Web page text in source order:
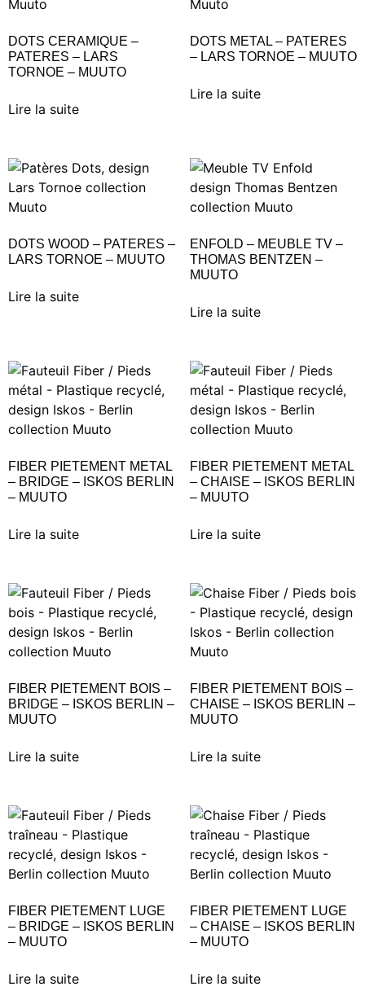
DOTS CERAMIQUE –
PATERES – LARS
TORNOE – MUUTO
Lire la suite
DOTS METAL – PATERES
– LARS TORNOE – MUUTO
Lire la suite
DOTS WOOD – PATERES –
LARS TORNOE – MUUTO
Lire la suite
ENFOLD – MEUBLE TV –
THOMAS BENTZEN –
MUUTO
Lire la suite
FIBER PIETEMENT METAL
– BRIDGE – ISKOS BERLIN
– MUUTO
Lire la suite
FIBER PIETEMENT METAL
– CHAISE – ISKOS BERLIN
– MUUTO
Lire la suite
FIBER PIETEMENT BOIS –
BRIDGE – ISKOS BERLIN –
MUUTO
Lire la suite
FIBER PIETEMENT BOIS –
CHAISE – ISKOS BERLIN –
MUUTO
Lire la suite
FIBER PIETEMENT LUGE
– BRIDGE – ISKOS BERLIN
– MUUTO
Lire la suite
FIBER PIETEMENT LUGE
– CHAISE – ISKOS BERLIN
– MUUTO
Lire la suite